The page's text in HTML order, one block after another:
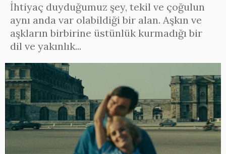
İhtiyaç duyduğumuz şey, tekil ve çoğulun
aynı anda var olabildiği bir alan. Aşkın ve
aşkların birbirine üstünlük kurmadığı bir
dil ve yakınlık...